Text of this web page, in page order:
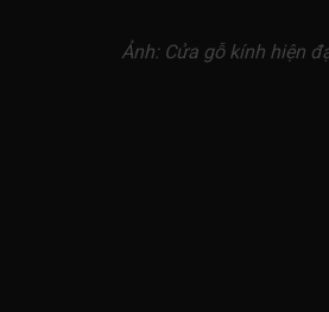
Ảnh: Cửa gỗ kính hiện